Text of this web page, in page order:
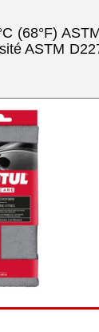
(68°F)
ASTM